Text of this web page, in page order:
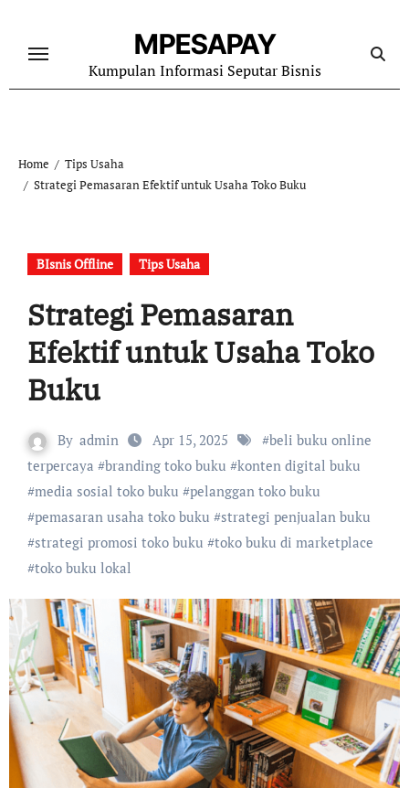
content
MPESAPAY
Kumpulan Informasi Seputar Bisnis
Home
Tips Usaha
Strategi Pemasaran Efektif untuk Usaha Toko Buku
BIsnis Offline Tips Usaha
Strategi Pemasaran
Efektif untuk Usaha Toko
Buku
By admin Apr 15, 2025 #beli buku online
terpercaya #branding toko buku #konten digital buku
#media sosial toko buku #pelanggan toko buku
#pemasaran usaha toko buku #strategi penjualan buku
#strategi promosi toko buku #toko buku di marketplace
#toko buku lokal